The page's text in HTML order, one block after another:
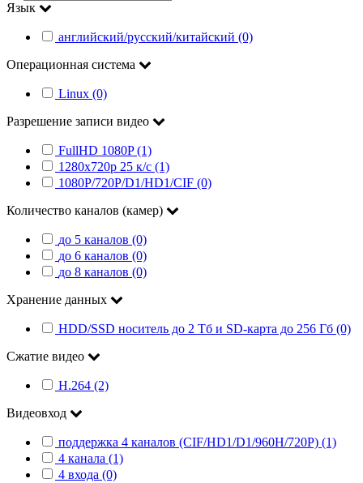
Язык
английский/русский/китайский (0)
Операционная система
Linux (0)
Разрешение записи видео
FullHD 1080P (1)
1280x720p 25 к/c (1)
1080P/720P/D1/HD1/CIF (0)
Количество каналов (камер)
до 5 каналов (0)
до 6 каналов (0)
до 8 каналов (0)
Хранение данных
HDD/SSD носитель до 2 Тб и SD-карта до 256 Гб (0)
Сжатие видео
H.264 (2)
Видеовход
поддержка 4 каналов (CIF/HD1/D1/960H/720P) (1)
4 канала (1)
4 входа (0)